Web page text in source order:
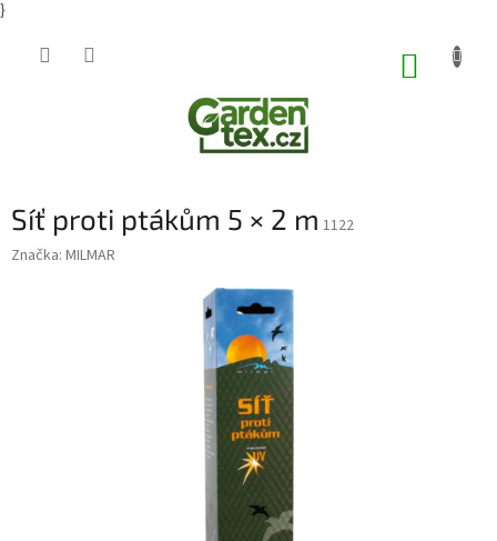
}
Síť proti ptákům 5 × 2 m 1122
Značka: MILMAR